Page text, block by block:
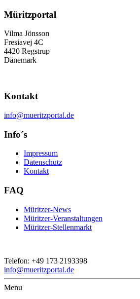
Müritzportal
Vilma Jönsson
Fresiavej 4C
4420 Regstrup
Dänemark
Kontakt
info@mueritzportal.de
Info´s
Impressum
Datenschutz
Kontakt
FAQ
Müritzer-News
Müritzer-Veranstaltungen
Müritzer-Stellenmarkt
Telefon: +49 173 2193398
info@mueritzportal.de
Menu